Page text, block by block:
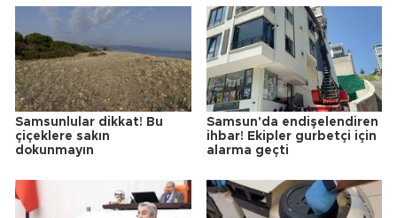
Samsunlular dikkat! Bu
çiçeklere sakın
dokunmayın
Samsun'da endişelendiren
ihbar! Ekipler gurbetçi için
alarma geçti